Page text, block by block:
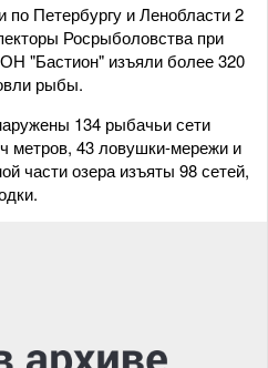
по Петербургу и Ленобласти 2
Росрыболовства при
"Бастион" изъяли более 320
рыбы.
134 рыбачьи сети
метров, 43 ловушки-мережи и
части озера изъяты 98 сетей,